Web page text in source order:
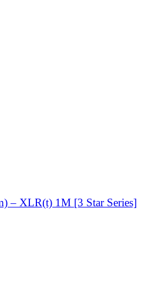
– XLR(t) 1M [3 Star Series]